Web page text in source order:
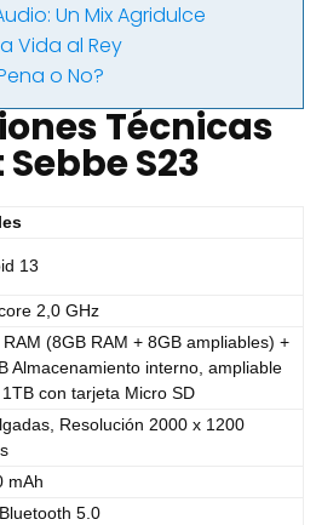
Un Mix Agridulce
Vida al Rey
o No?
Técnicas
S23
13
2,0 GHz
RAM (8GB RAM + 8GB ampliables) +
Almacenamiento interno, ampliable
con tarjeta Micro SD
Resolución 2000 x 1200
mAh
5.0